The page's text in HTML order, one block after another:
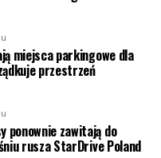
miejsca parkingowe dla
przestrzeń
ponownie zawitają do
rusza StarDrive Poland